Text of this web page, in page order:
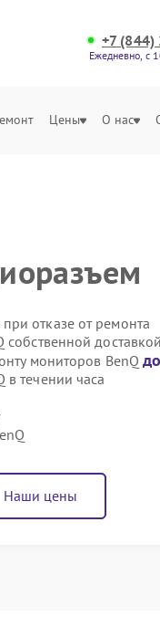
+7
Ежедневно, с
Цены О нас
отказе от ремонта
доставкой
мониторов BenQ
течении часа
Наши цены